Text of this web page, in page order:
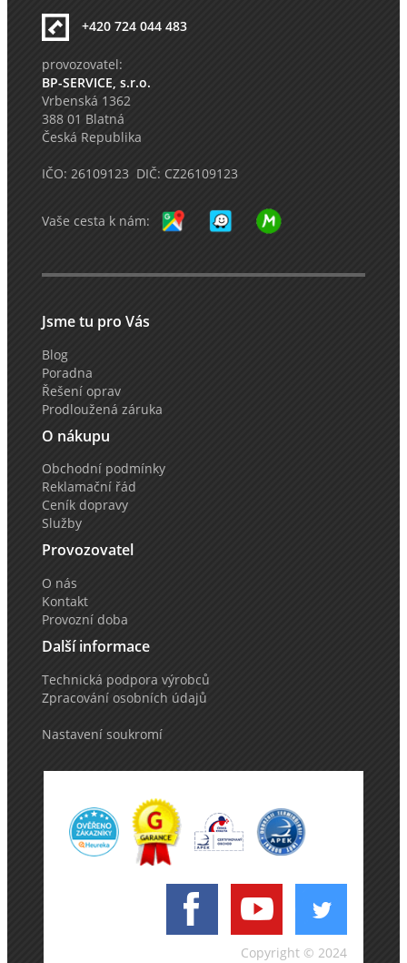
+420 724 044 483
provozovatel:
BP-SERVICE, s.r.o.
Vrbenská 1362
388 01 Blatná
Česká Republika
IČO: 26109123 DIČ: CZ26109123
Vaše cesta k nám:
Jsme tu pro Vás
Blog
Poradna
Řešení oprav
Prodloužená záruka
O nákupu
Obchodní podmínky
Reklamační řád
Ceník dopravy
Služby
Provozovatel
O nás
Kontakt
Provozní doba
Další informace
Technická podpora výrobců
Zpracování osobních údajů
Nastavení soukromí
Copyright © 2024